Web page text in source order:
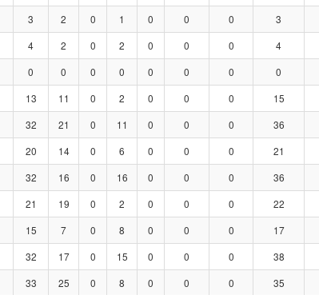
3 2 0 1 0 0 0 3
4 2 0 2 0 0 0 4
0 0 0 0 0 0 0 0
13 11 0 2 0 0 0 15
32 21 0 11 0 0 0 36
20 14 0 6 0 0 0 21
32 16 0 16 0 0 0 36
21 19 0 2 0 0 0 22
15 7 0 8 0 0 0 17
32 17 0 15 0 0 0 38
33 25 0 8 0 0 0 35